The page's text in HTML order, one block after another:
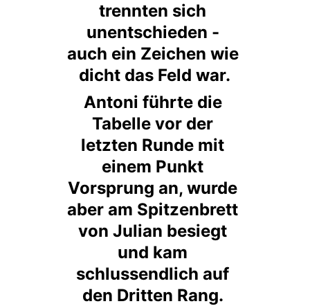
trennten sich
unentschieden -
auch ein Zeichen wie
dicht das Feld war.
Antoni führte die
Tabelle vor der
letzten Runde mit
einem Punkt
Vorsprung an, wurde
aber am Spitzenbrett
von Julian besiegt
und kam
schlussendlich auf
den Dritten Rang.